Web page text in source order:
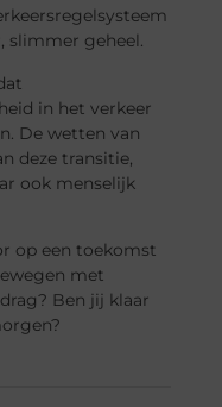
slimmer geheel.
in het verkeer
De wetten van
deze transitie,
ook menselijk
op een toekomst
met
Ben jij klaar